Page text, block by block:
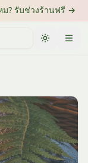
ม? รับช่วงร้านฟรี →